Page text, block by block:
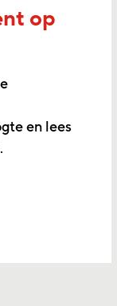
op
en lees